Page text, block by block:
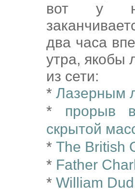
вот у
два часа
утра, якобы
из сети:
* Лазерным
* прорыв
скрытой
* The British
* Father
* William